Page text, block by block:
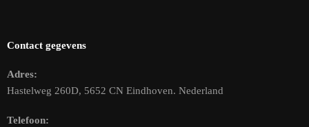
Contact gegevens
Adres:
Hastelweg 260D, 5652 CN Eindhoven. Nederland
Telefoon: